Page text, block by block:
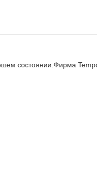
состоянии.Фирма